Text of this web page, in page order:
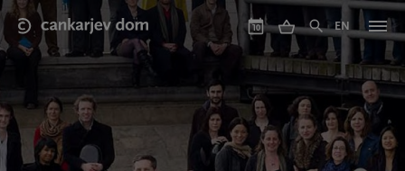
Skip
to
main
content
10 EN